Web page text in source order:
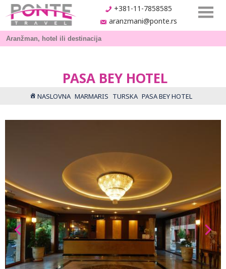
+381-11-7858585
aranzmani@ponte.rs
PASA BEY HOTEL
NASLOVNA MARMARIS TURSKA PASA BEY HOTEL